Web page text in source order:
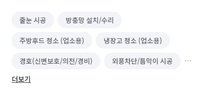
줄눈 시공 방충망 설치/수리
주방후드 청소 (업소용) 냉장고 청소 (업소용)
경호(신변보호/의전/경비) 외풍차단/틈막이 시공
건물 내부/외부 청소
더보기